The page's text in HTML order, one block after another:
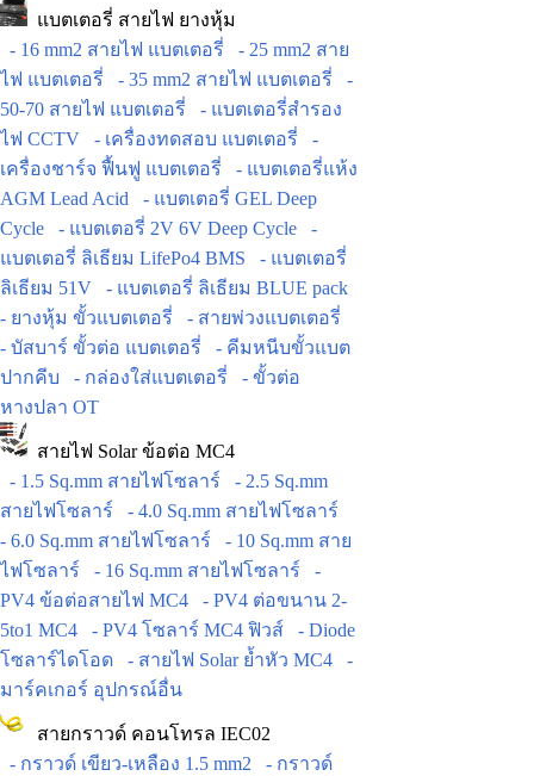
แบตเตอรี่ สายไฟ ยางหุ้ม
- 16 mm2 สายไฟ แบตเตอรี่
- 25 mm2 สาย
ไฟ แบตเตอรี่
- 35 mm2 สายไฟ แบตเตอรี่
-
50-70 สายไฟ แบตเตอรี่
- แบตเตอรี่สำรอง
ไฟ CCTV
- เครื่องทดสอบ แบตเตอรี่
-
เครื่องชาร์จ ฟื้นฟู แบตเตอรี่
- แบตเตอรี่แห้ง
AGM Lead Acid
- แบตเตอรี่ GEL Deep
Cycle
- แบตเตอรี่ 2V 6V Deep Cycle
-
แบตเตอรี่ ลิเธียม LifePo4 BMS
- แบตเตอรี่
ลิเธียม 51V
- แบตเตอรี่ ลิเธียม BLUE pack
- ยางหุ้ม ขั้วแบตเตอรี่
- สายพ่วงแบตเตอรี่
- บัสบาร์ ขั้วต่อ แบตเตอรี่
- คีมหนีบขั้วแบต
ปากคีบ
- กล่องใส่แบตเตอรี่
- ขั้วต่อ
หางปลา OT
สายไฟ Solar ข้อต่อ MC4
- 1.5 Sq.mm สายไฟโซลาร์
- 2.5 Sq.mm
สายไฟโซลาร์
- 4.0 Sq.mm สายไฟโซลาร์
- 6.0 Sq.mm สายไฟโซลาร์
- 10 Sq.mm สาย
ไฟโซลาร์
- 16 Sq.mm สายไฟโซลาร์
-
PV4 ข้อต่อสายไฟ MC4
- PV4 ต่อขนาน 2-
5to1 MC4
- PV4 โซลาร์ MC4 ฟิวส์
- Diode
โซลาร์ไดโอด
- สายไฟ Solar ย้ำหัว MC4
-
มาร์คเกอร์ อุปกรณ์อื่น
สายกราวด์ คอนโทรล IEC02
- กราวด์ เขียว-เหลือง 1.5 mm2
- กราวด์